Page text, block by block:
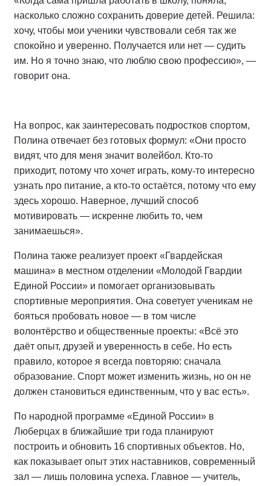
насколько сложно сохранить доверие детей. Решила:
хочу, чтобы мои ученики чувствовали себя так же
спокойно и уверенно. Получается или нет — судить
им. Но я точно знаю, что люблю свою профессию», —
говорит она.
На вопрос, как заинтересовать подростков спортом,
Полина отвечает без готовых формул: «Они просто
видят, что для меня значит волейбол. Кто‑то
приходит, потому что хочет играть, кому‑то интересно
узнать про питание, а кто‑то остаётся, потому что ему
здесь хорошо. Наверное, лучший способ
мотивировать — искренне любить то, чем
занимаешься».
Полина также реализует проект «Гвардейская
машина» в местном отделении «Молодой Гвардии
Единой России» и помогает организовывать
спортивные мероприятия. Она советует ученикам не
бояться пробовать новое — в том числе
волонтёрство и общественные проекты: «Всё это
даёт опыт, друзей и уверенность в себе. Но есть
правило, которое я всегда повторяю: сначала
образование. Спорт может изменить жизнь, но он не
должен становиться единственным, что у вас есть».
По народной программе «Единой России» в
Люберцах в ближайшие три года планируют
построить и обновить 16 спортивных объектов. Но,
как показывает опыт этих наставников, современный
зал — лишь половина успеха. Главное — учитель,